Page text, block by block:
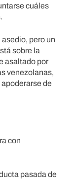
cuáles
pero un
sobre la
asaltado por
venezolanas,
de
con
pasada de